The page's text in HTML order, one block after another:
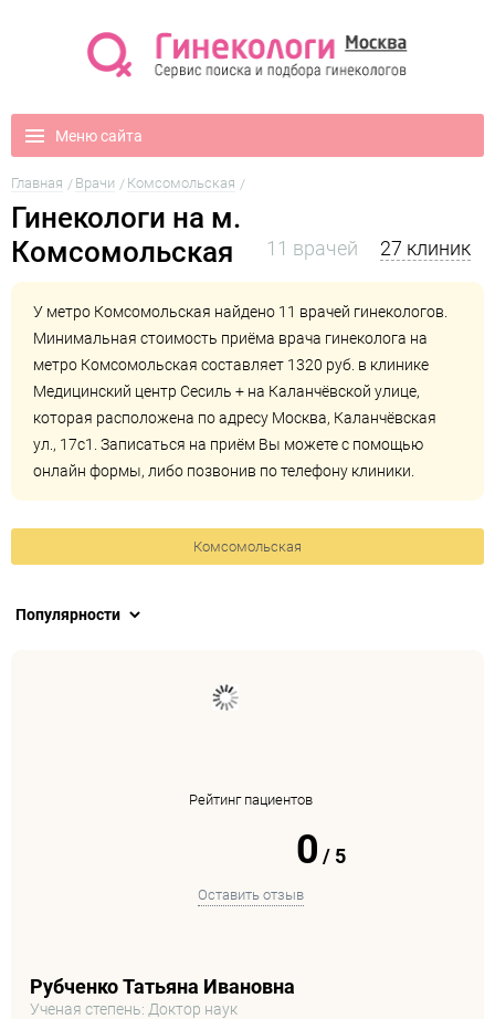
Меню сайта
Главная Врачи Комсомольская
Гинекологи на м.
Комсомольская
11 врачей 27 клиник
У метро Комсомольская найдено 11 врачей гинекологов.
Минимальная стоимость приёма врача гинеколога на
метро Комсомольская составляет 1320 руб. в клинике
Медицинский центр Сесиль + на Каланчёвской улице,
которая расположена по адресу Москва, Каланчёвская
ул., 17с1. Записаться на приём Вы можете с помощью
онлайн формы, либо позвонив по телефону клиники.
Комсомольская
Рейтинг пациентов
0 /5
Оставить отзыв
Рубченко Татьяна Ивановна
Ученая степень: Доктор наук